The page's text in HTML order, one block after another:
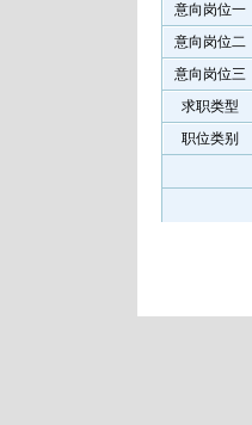
意向岗位一
意向岗位二
意向岗位三
求职类型
职位类别